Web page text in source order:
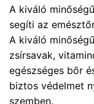
A kiváló
segíti az
A kiváló
zsírsavak,
egészséges bőr
biztos védelmet
szemben.